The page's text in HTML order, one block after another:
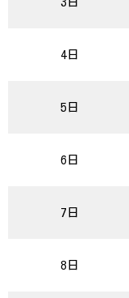
4日
5日
6日
7日
8日